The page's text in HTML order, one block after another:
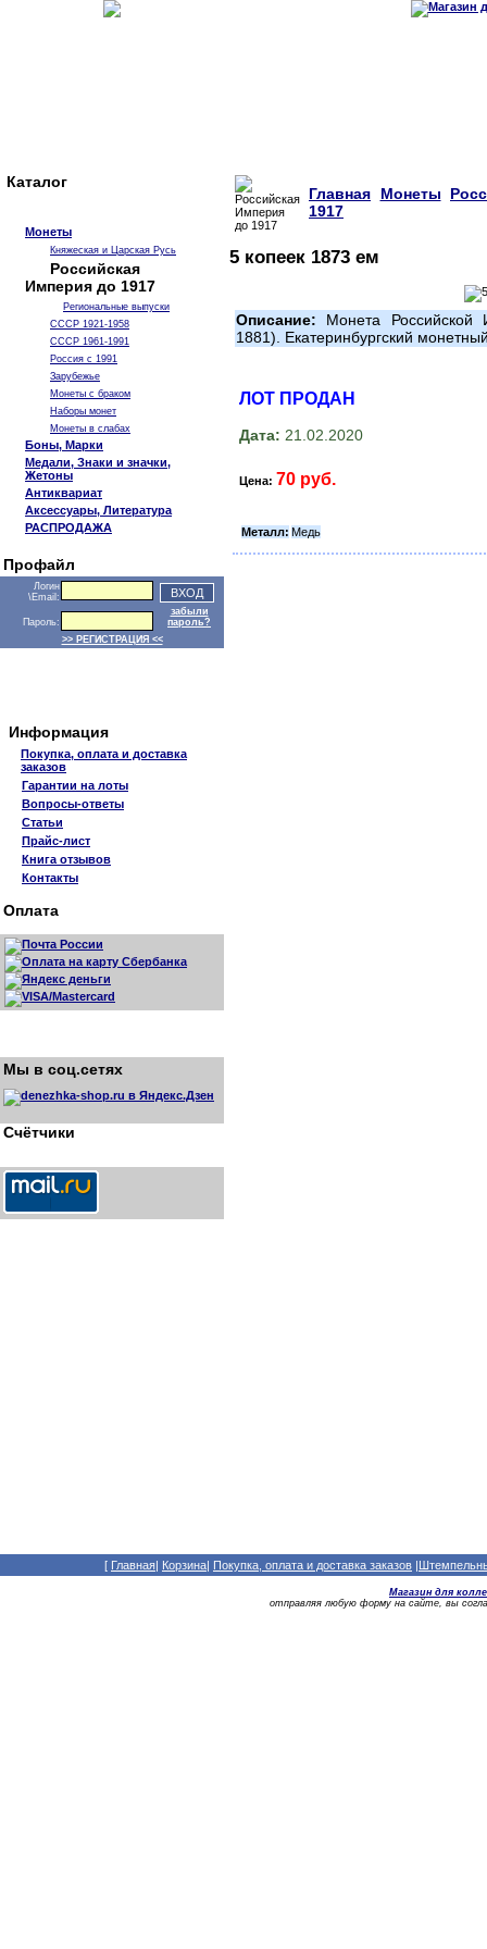
Каталог
Монеты
Княжеская и Царская Русь
Российская
Империя до 1917
Региональные выпуски
СССР 1921-1958
СССР 1961-1991
Россия с 1991
Зарубежье
Монеты с браком
Наборы монет
Монеты в слабах
Боны, Марки
Медали, Знаки и значки,
Жетоны
Антиквариат
Аксессуары, Литература
РАСПРОДАЖА
Профайл
Логин
\Email:
Пароль:
забыли
пароль?
>> РЕГИСТРАЦИЯ <<
Информация
Покупка, оплата и доставка
заказов
Гарантии на лоты
Вопросы-ответы
Статьи
Прайс-лист
Книга отзывов
Контакты
Оплата
Мы в соц.сетях
Счётчики
Главная Монеты
1917
5 копеек 1873 ем
Описание: Монета
1881). Екатеринбургский
ЛОТ ПРОДАН
Дата: 21.02.2020
Цена: 70 руб.
Металл: Медь
[ Главная| Корзина| Покупка, оплата и доставка заказов |
Магазин для
отправляя любую форму на сайте, вы